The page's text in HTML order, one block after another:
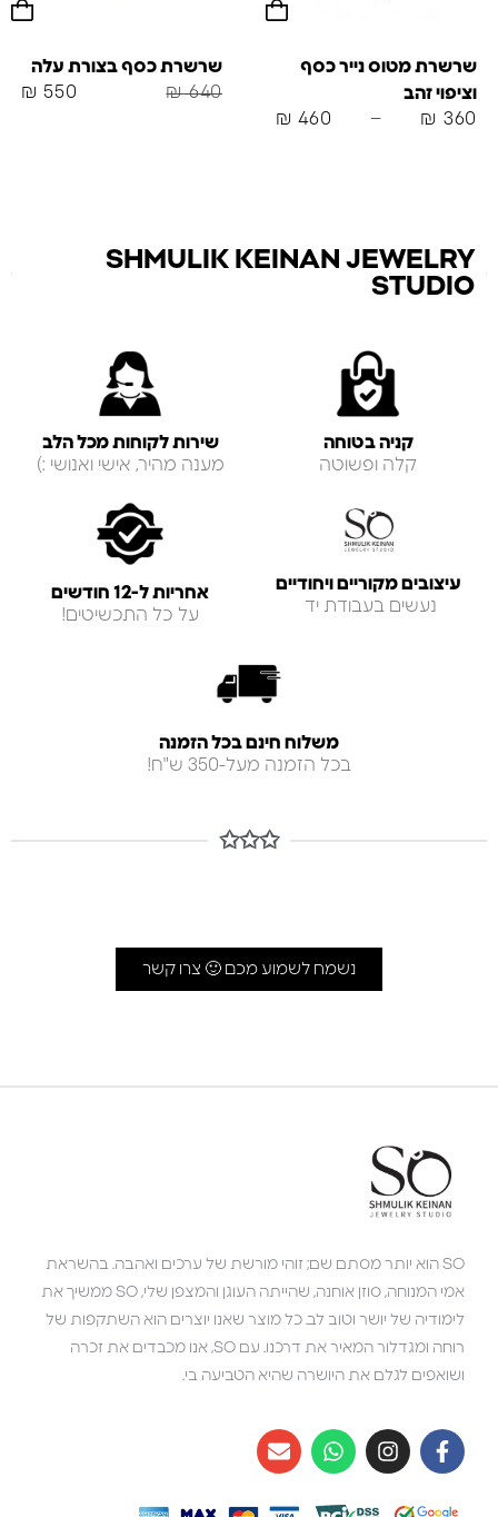
שרשרת מטוס נייר כסף
וציפוי זהב
₪ 360
–
₪ 460
שרשרת כסף בצורת עלה
₪640
₪ 550
SHMULIK KEINAN JEWELRY
STUDIO
קניה בטוחה
קלה ופשוטה
שירות לקוחות מכל הלב
מענה מהיר, אישי ואנושי :)
עיצובים מקוריים ויחודיים
נעשים בעבודת יד
אחריות ל-12 חודשים
על כל התכשיטים!
משלוח חינם בכל הזמנה
בכל הזמנה מעל-350 ש"ח!
✩✩✩
נשמח לשמוע מכם 🙂 צרו קשר
SO הוא יותר מסתם שם; זוהי מורשת של ערכים ואהבה. בהשראת
אמי המנוחה, סוזן אוחנה, שהייתה העוגן והמצפן שלי, SO ממשיך את
לימודיה של יושר וטוב לב. כל מוצר שאנו יוצרים הוא השתקפות של
רוחה ומגדלור המאיר את דרכנו. עם SO, אנו מכבדים את זכרה
ושואפים לגלם את היושרה שהיא הטביעה בי.